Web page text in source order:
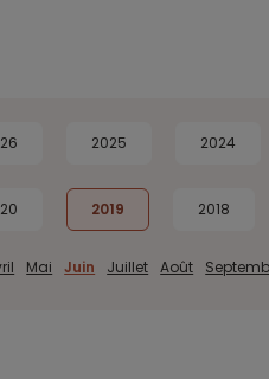
2025 2024
2019 2018
Mai Juin Juillet Août